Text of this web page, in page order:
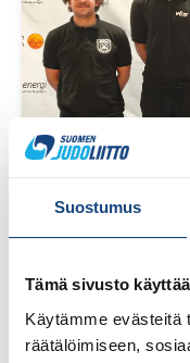
Suostumus
Tämä sivusto
Käytämme evästeitä
räätälöimiseen,
Open 2026,
Lindesberg,